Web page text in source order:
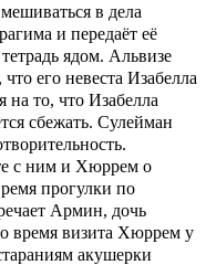
в дела
и передаёт её
ядом. Альвизе
его невеста Изабелла
на то, что Изабелла
сбежать. Сулейман
с ним и Хюррем о
прогулки по
Армин, дочь
время визита Хюррем у
акушерки